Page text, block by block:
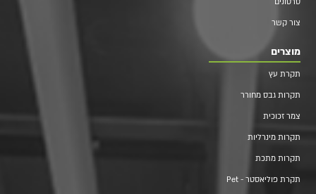
צור קשר
מוצרים
תקרת עץ
תקרות גבס מחורר
צמר זכוכית
תקרות מינרליות
תקרות מתכת
תקרת פוליאסטר - Pet